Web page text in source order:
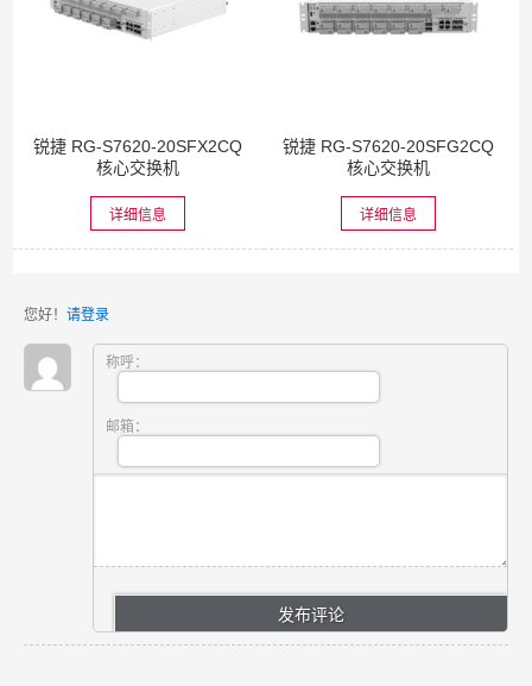
锐捷 RG-S7620-20SFX2CQ
核心交换机
详细信息
锐捷 RG-S7620-20SFG2CQ
核心交换机
详细信息
您好！ 请登录
称呼：
邮箱：